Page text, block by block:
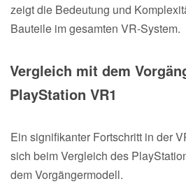
zeigt die Bedeutung und
Bauteile im gesamten VR-System.
Vergleich mit dem
PlayStation VR1
Ein signifikanter Fortschritt in der
sich beim Vergleich des
dem Vorgängermodell.